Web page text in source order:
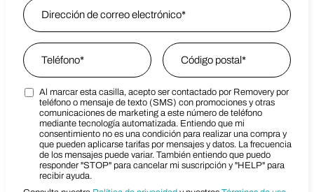
Nombre
Email Address
Phone Zip Code
Zip Code
Marketing SMS Consent Terms
Al marcar esta casilla, acepto ser contactado por Removery por
teléfono o mensaje de texto (SMS) con promociones y otras
comunicaciones de marketing a este número de teléfono
mediante tecnología automatizada. Entiendo que mi
consentimiento no es una condición para realizar una compra y
que pueden aplicarse tarifas por mensajes y datos. La frecuencia
de los mensajes puede variar. También entiendo que puedo
responder "STOP" para cancelar mi suscripción y "HELP" para
recibir ayuda.